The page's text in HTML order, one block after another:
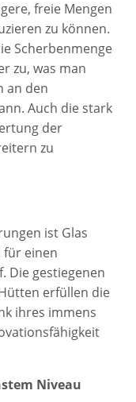
freie Mengen
zu können.
Scherbenmenge
zu, was man
an den
Auch die stark
der
zu
ist Glas
für einen
Die gestiegenen
erfüllen die
ihres immens
Niveau